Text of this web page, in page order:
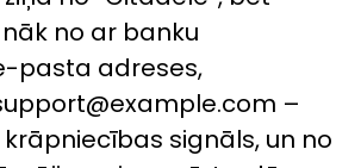
no ar banku
pasta adreses,
–
signāls, un no